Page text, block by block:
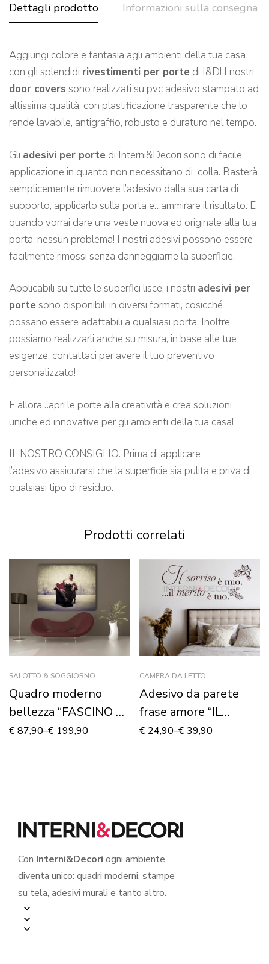
Dettagli prodotto Informazioni sulla consegna
Aggiungi colore e fantasia agli ambienti della tua casa
con gli splendidi rivestimenti per porte di I&D! I nostri
door covers sono realizzati su pvc adesivo stampato ad
altissima qualità, con plastificazione trasparente che lo
rende lavabile, antigraffio, robusto e duraturo nel tempo.
Gli adesivi per porte di Interni&Decori sono di facile
applicazione in quanto non necessitano di colla. Basterà
semplicemente rimuovere l’adesivo dalla sua carta di
supporto, applicarlo sulla porta e…ammirare il risultato. E
quando vorrai dare una veste nuova ed originale alla tua
porta, nessun problema! I nostri adesivi possono essere
facilmente rimossi senza danneggiarne la superficie.
Applicabili su tutte le superfici lisce, i nostri adesivi per
porte sono disponibili in diversi formati, cosicché
possano essere adattabili a qualsiasi porta. Inoltre
possiamo realizzarli anche su misura, in base alle tue
esigenze: contattaci per avere il tuo preventivo
personalizzato!
E allora…apri le porte alla creatività e crea soluzioni
uniche ed innovative per gli ambienti della tua casa!
IL NOSTRO CONSIGLIO: Prima di applicare
l’adesivo assicurarsi che la superficie sia pulita e priva di
qualsiasi tipo di residuo.
Prodotti correlati
SALOTTO & SOGGIORNO
Quadro moderno
bellezza “FASCINO DI
DONNA”
€87,90–€ 199,90
CAMERA DA LETTO
Adesivo da parete
frase amore “IL
SORRISO È MIO…”
€ 24,90–€39,90
Con Interni&Decori ogni ambiente
diventa unico: quadri moderni, stampe
su tela, adesivi murali e tanto altro.